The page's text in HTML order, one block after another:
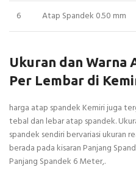
6 Atap Spandek 0.50 mm
Ukuran dan Warna
Per Lembar di
harga atap spandek Kemiri juga
tebal dan lebar atap spandek.
spandek sendiri bervariasi ukuran
berada pada kisaran Panjang
Panjang Spandek 6 Meter,.